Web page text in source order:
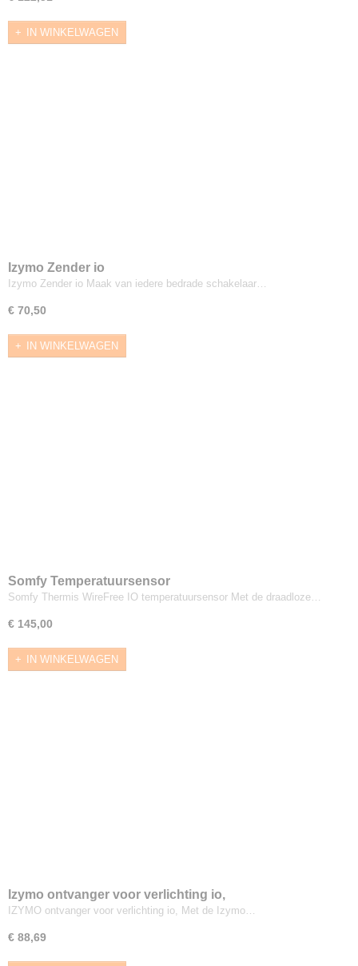
IN WINKELWAGEN
Izymo Zender io
Izymo Zender io Maak van iedere bedrade schakelaar…
€ 70,50
IN WINKELWAGEN
Somfy Temperatuursensor
Somfy Thermis WireFree IO temperatuursensor Met de draadloze…
€ 145,00
IN WINKELWAGEN
Izymo ontvanger voor verlichting io,
IZYMO ontvanger voor verlichting io, Met de Izymo…
€ 88,69